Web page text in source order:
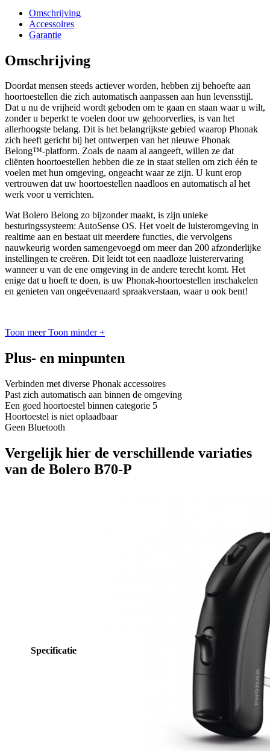
Omschrijving
Accessoires
Garantie
Omschrijving
Doordat mensen steeds actiever worden, hebben zij behoefte aan
hoortoestellen die zich automatisch aanpassen aan hun levensstijl.
Dat u nu de vrijheid wordt geboden om te gaan en staan waar u wilt,
zonder u beperkt te voelen door uw gehoorverlies, is van het
allerhoogste belang. Dit is het belangrijkste gebied waarop Phonak
zich heeft gericht bij het ontwerpen van het nieuwe Phonak
Belong™-platform. Zoals de naam al aangeeft, willen ze dat
cliënten hoortoestellen hebben die ze in staat stellen om zich één te
voelen met hun omgeving, ongeacht waar ze zijn. U kunt erop
vertrouwen dat uw hoortoestellen naadloos en automatisch al het
werk voor u verrichten.
Wat Bolero Belong zo bijzonder maakt, is zijn unieke
besturingssysteem: AutoSense OS. Het voelt de luisteromgeving in
realtime aan en bestaat uit meerdere functies, die vervolgens
nauwkeurig worden samengevoegd om meer dan 200 afzonderlijke
instellingen te creëren. Dit leidt tot een naadloze luisterervaring
wanneer u van de ene omgeving in de andere terecht komt. Het
enige dat u hoeft te doen, is uw Phonak-hoortoestellen inschakelen
en genieten van ongeëvenaard spraakverstaan, waar u ook bent!
Toon meer Toon minder +
Plus- en minpunten
Verbinden met diverse Phonak accessoires
Past zich automatisch aan binnen de omgeving
Een goed hoortoestel binnen categorie 5
Hoortoestel is niet oplaadbaar
Geen Bluetooth
Vergelijk hier de verschillende variaties
van de Bolero B70-P
Specificatie